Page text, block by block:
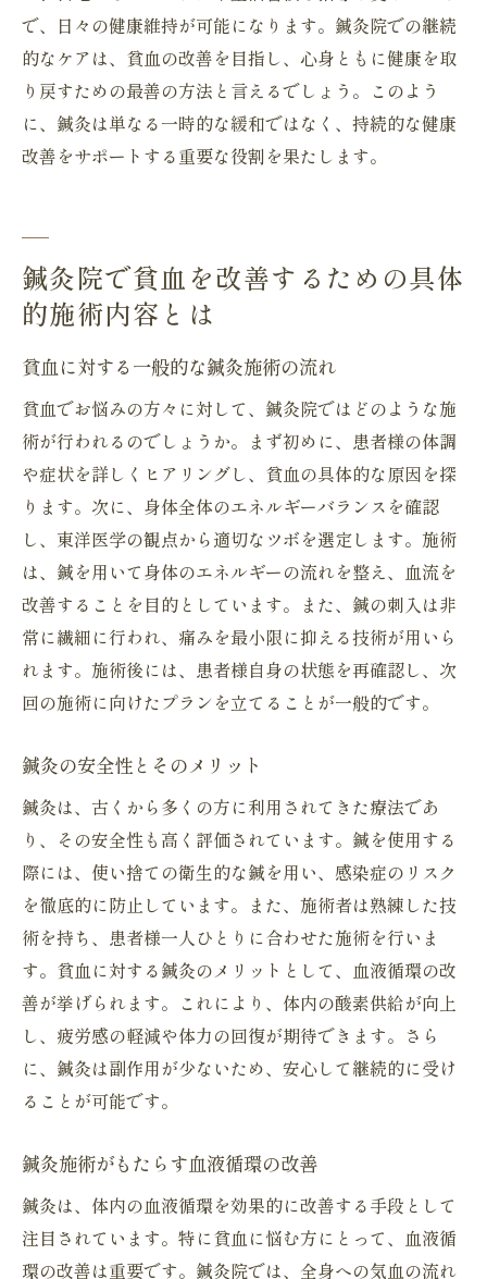
で、日々の健康維持が可能になります。鍼灸院での継続
的なケアは、貧血の改善を目指し、心身ともに健康を取
り戻すための最善の方法と言えるでしょう。このよう
に、鍼灸は単なる一時的な緩和ではなく、持続的な健康
改善をサポートする重要な役割を果たします。
鍼灸院で貧血を改善するための具体
的施術内容とは
貧血に対する一般的な鍼灸施術の流れ
貧血でお悩みの方々に対して、鍼灸院ではどのような施
術が行われるのでしょうか。まず初めに、患者様の体調
や症状を詳しくヒアリングし、貧血の具体的な原因を探
ります。次に、身体全体のエネルギーバランスを確認
し、東洋医学の観点から適切なツボを選定します。施術
は、鍼を用いて身体のエネルギーの流れを整え、血流を
改善することを目的としています。また、鍼の刺入は非
常に繊細に行われ、痛みを最小限に抑える技術が用いら
れます。施術後には、患者様自身の状態を再確認し、次
回の施術に向けたプランを立てることが一般的です。
鍼灸の安全性とそのメリット
鍼灸は、古くから多くの方に利用されてきた療法であ
り、その安全性も高く評価されています。鍼を使用する
際には、使い捨ての衛生的な鍼を用い、感染症のリスク
を徹底的に防止しています。また、施術者は熟練した技
術を持ち、患者様一人ひとりに合わせた施術を行いま
す。貧血に対する鍼灸のメリットとして、血液循環の改
善が挙げられます。これにより、体内の酸素供給が向上
し、疲労感の軽減や体力の回復が期待できます。さら
に、鍼灸は副作用が少ないため、安心して継続的に受け
ることが可能です。
鍼灸施術がもたらす血液循環の改善
鍼灸は、体内の血液循環を効果的に改善する手段として
注目されています。特に貧血に悩む方にとって、血液循
環の改善は重要です。鍼灸院では、全身への気血の流れ